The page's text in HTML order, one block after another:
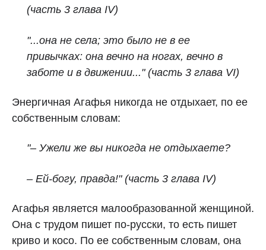
(часть 3 глава IV)
"...она не села; это было не в ее
привычках: она вечно на ногах, вечно в
заботе и в движении..." (часть 3 глава VI)
Энергичная Агафья никогда не отдыхает, по ее
собственным словам:
"– Ужели же вы никогда не отдыхаете?
– Ей-богу, правда!" (часть 3 глава IV)
Агафья является малообразованной женщиной.
Она с трудом пишет по-русски, то есть пишет
криво и косо. По ее собственным словам, она